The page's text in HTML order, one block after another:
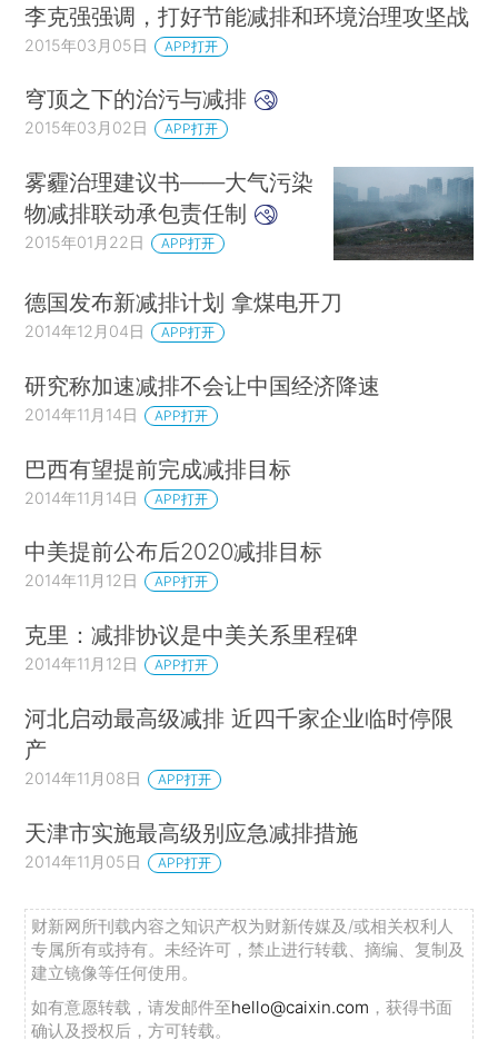
李克强强调，打好节能减排和环境治理攻坚战
2015年03月05日 APP打开
穹顶之下的治污与减排
2015年03月02日 APP打开
雾霾治理建议书——大气污染
物减排联动承包责任制
2015年01月22日 APP打开
德国发布新减排计划 拿煤电开刀
2014年12月04日 APP打开
研究称加速减排不会让中国经济降速
2014年11月14日 APP打开
巴西有望提前完成减排目标
2014年11月14日 APP打开
中美提前公布后2020减排目标
2014年11月12日 APP打开
克里：减排协议是中美关系里程碑
2014年11月12日 APP打开
河北启动最高级减排 近四千家企业临时停限
产
2014年11月08日 APP打开
天津市实施最高级别应急减排措施
2014年11月05日 APP打开
财新网所刊载内容之知识产权为财新传媒及/或相关权利人
专属所有或持有。未经许可，禁止进行转载、摘编、复制及
建立镜像等任何使用。
如有意愿转载，请发邮件至hello@caixin.com ，获得书面
确认及授权后，方可转载。